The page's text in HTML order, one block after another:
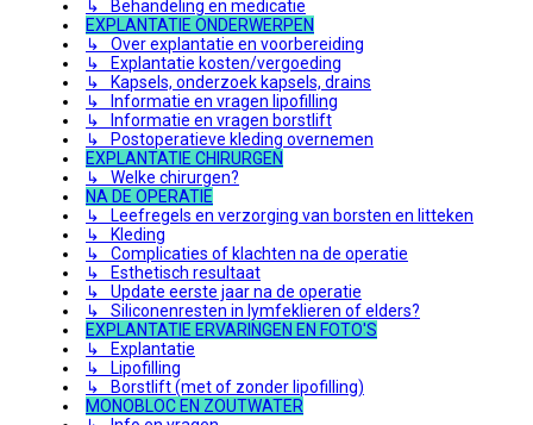
↳ Behandeling en medicatie
EXPLANTATIE ONDERWERPEN
↳ Over explantatie en voorbereiding
↳ Explantatie kosten/vergoeding
↳ Kapsels, onderzoek kapsels, drains
↳ Informatie en vragen lipofilling
↳ Informatie en vragen borstlift
↳ Postoperatieve kleding overnemen
EXPLANTATIE CHIRURGEN
↳ Welke chirurgen?
NA DE OPERATIE
↳ Leefregels en verzorging van borsten en litteken
↳ Kleding
↳ Complicaties of klachten na de operatie
↳ Esthetisch resultaat
↳ Update eerste jaar na de operatie
↳ Siliconenresten in lymfeklieren of elders?
EXPLANTATIE ERVARINGEN EN FOTO'S
↳ Explantatie
↳ Lipofilling
↳ Borstlift (met of zonder lipofilling)
MONOBLOC EN ZOUTWATER